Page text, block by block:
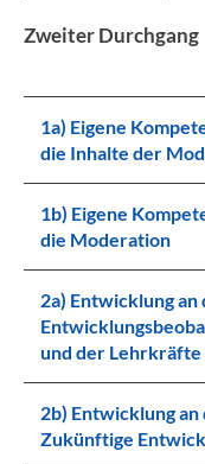
Zweiter Durchgang
1a) Eigene
die Inhalte der
1b) Eigene
die Moderation
2a) Entwicklung
und der Lehrkräfte
2b) Entwicklung an
Zukünftige